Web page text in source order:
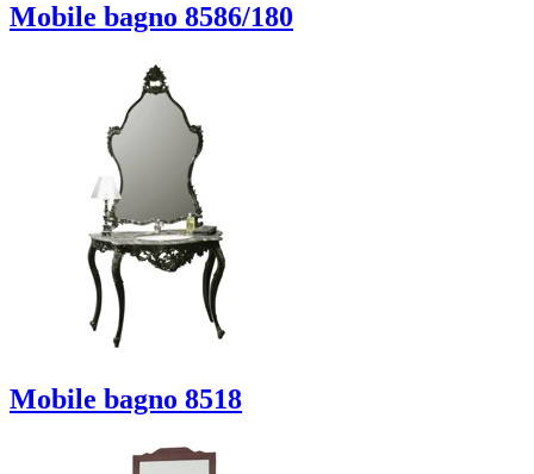
Mobile bagno 8586/180
Mobile bagno 8518